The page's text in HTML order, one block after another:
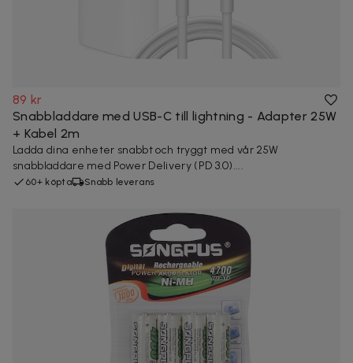
89 kr
Snabbladdare med USB-C till lightning - Adapter 25W
+ Kabel 2m
Ladda dina enheter snabbt och tryggt med vår 25W
snabbladdare med Power Delivery (PD 3.0)....
60+ köpta Snabb leverans